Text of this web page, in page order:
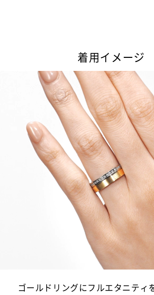
着用イメージ
ゴールドリングにフルエタニティ